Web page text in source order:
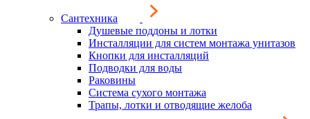
Сантехника
Душевые поддоны и лотки
Инсталляции для систем монтажа унитазов
Кнопки для инсталляций
Подводки для воды
Раковины
Система сухого монтажа
Трапы, лотки и отводящие желоба